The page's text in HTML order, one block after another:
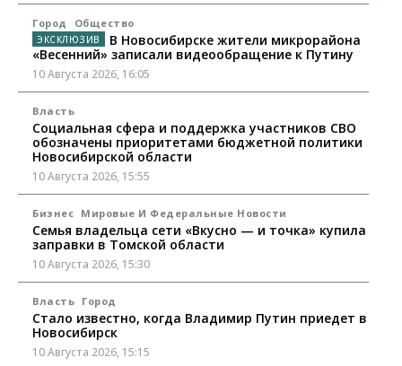
Город Общество
В Новосибирске жители микрорайона
«Весенний» записали видеообращение к Путину
10 Августа 2026, 16:05
Власть
Социальная сфера и поддержка участников СВО
обозначены приоритетами бюджетной политики
Новосибирской области
10 Августа 2026, 15:55
Бизнес Мировые И Федеральные Новости
Семья владельца сети «Вкусно — и точка» купила
заправки в Томской области
10 Августа 2026, 15:30
Власть Город
Стало известно, когда Владимир Путин приедет в
Новосибирск
10 Августа 2026, 15:15